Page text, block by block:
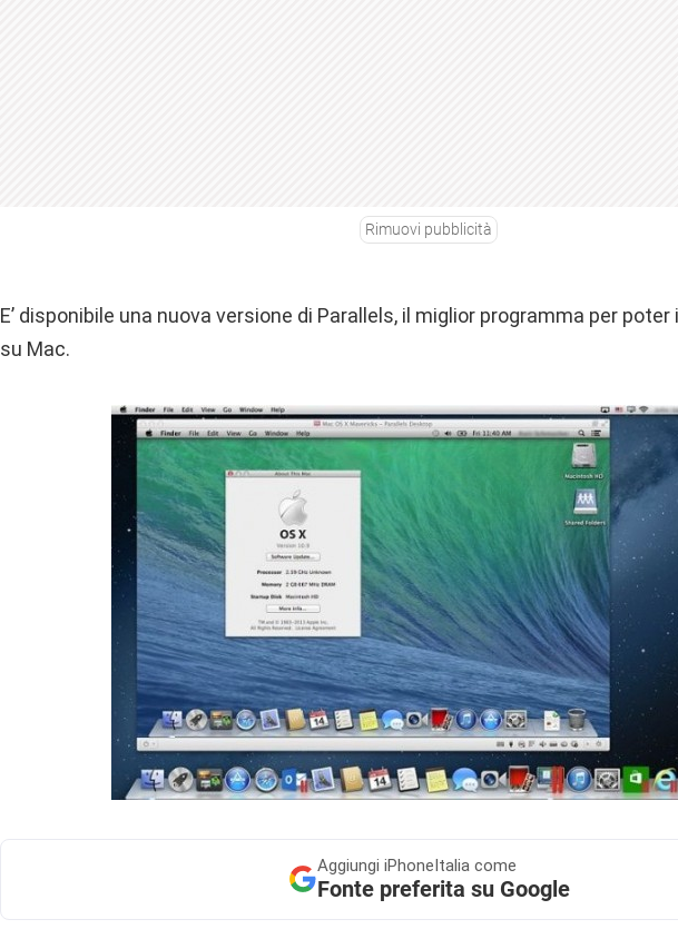
Rimuovi pubblicità
E’ disponibile una nuova versione di Parallels, il miglior programma per
su Mac.
Aggiungi iPhoneItalia come
Fonte preferita su Google